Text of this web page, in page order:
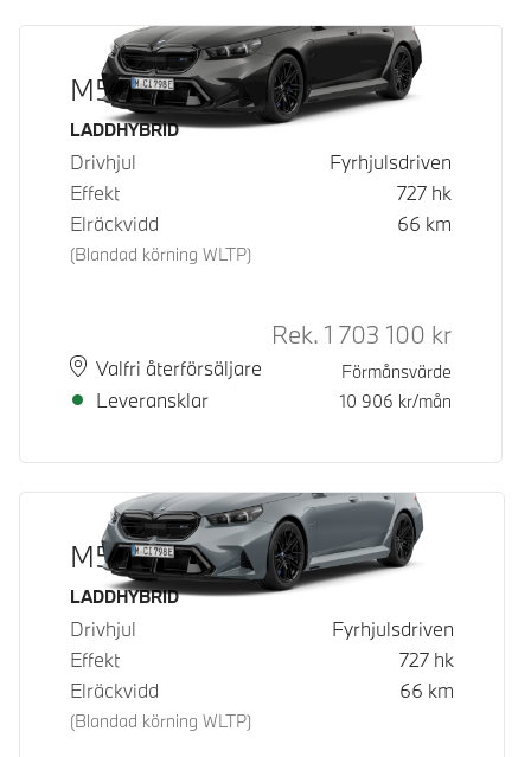
M5 Sedan
Bränsle
LADDHYBRID
Drivhjul
Fyrhjulsdriven
Effekt
727 hk
Elräckvidd
(Blandad körning WLTP)
66 km
PlatsValfri återförsäljare
Leveranstid
Leveransklar
Rek. ord
Rek. 1 703 100 kr
Förmånsvärde
10 906 kr/mån
M5 Sedan
Bränsle
LADDHYBRID
Drivhjul
Fyrhjulsdriven
Effekt
727 hk
Elräckvidd
(Blandad körning WLTP)
66 km